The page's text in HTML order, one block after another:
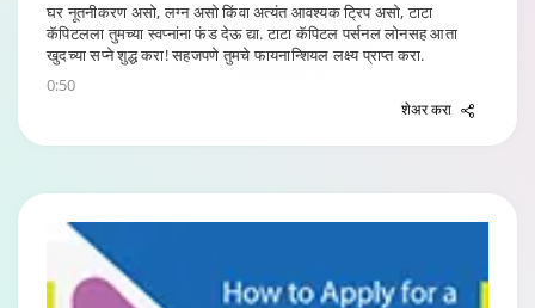
घर नूतनीकरण असो, लग्न असो किंवा अत्यंत आवश्यक ट्रिप असो, टाटा
कॅपिटलला तुमच्या स्वप्नांना फंड देऊ द्या. टाटा कॅपिटल पर्सनल लोनसह आता
खुदच्या सप्ने शुद्ध करा! सहजपणे तुमचे फायनान्शियल लक्ष्य प्राप्त करा.
0:50
शेअर करा